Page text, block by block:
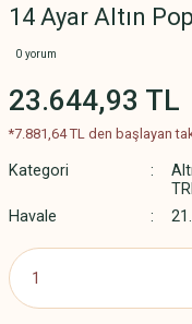
14 Ayar Altın
0 yorum
23.644,93 TL
*7.881,64 TL den başlayan
Kategori
Havale